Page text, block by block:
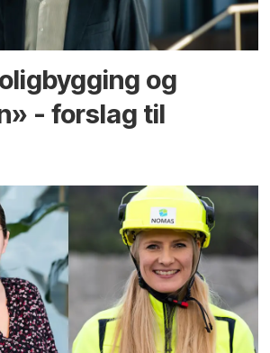
og
- forslag til